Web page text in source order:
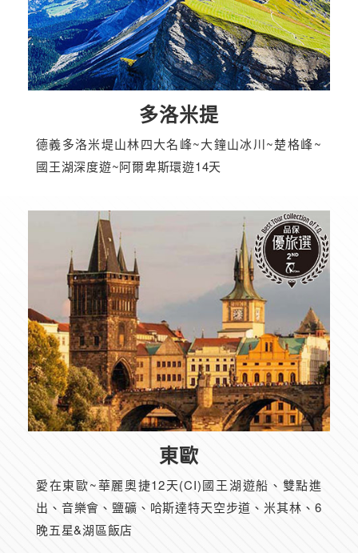
多洛米提
德義多洛米堤山林四大名峰~大鐘山冰川~楚格峰~
國王湖深度遊~阿爾卑斯環遊14天
東歐
愛在東歐~華麗奧捷12天(CI)國王湖遊船、雙點進
出、音樂會、鹽礦、哈斯達特天空步道、米其林、6
晚五星&湖區飯店